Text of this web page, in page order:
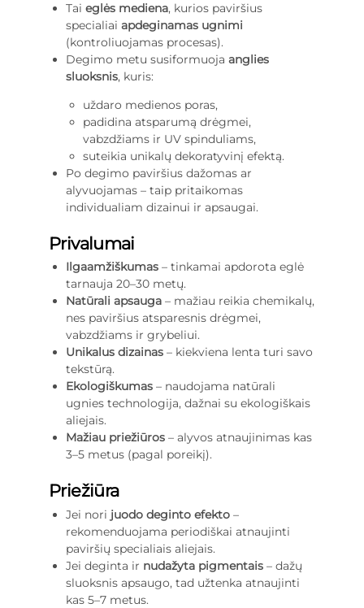
Tai eglės mediena, kurios paviršius
specialiai apdeginamas ugnimi
(kontroliuojamas procesas).
Degimo metu susiformuoja anglies
sluoksnis, kuris:
uždaro medienos poras,
padidina atsparumą drėgmei,
vabzdžiams ir UV spinduliams,
suteikia unikalų dekoratyvinį efektą.
Po degimo paviršius dažomas ar
alyvuojamas – taip pritaikomas
individualiam dizainui ir apsaugai.
Privalumai
Ilgaamžiškumas – tinkamai apdorota eglė
tarnauja 20–30 metų.
Natūrali apsauga – mažiau reikia chemikalų,
nes paviršius atsparesnis drėgmei,
vabzdžiams ir grybeliui.
Unikalus dizainas – kiekviena lenta turi savo
tekstūrą.
Ekologiškumas – naudojama natūrali
ugnies technologija, dažnai su ekologiškais
aliejais.
Mažiau priežiūros – alyvos atnaujinimas kas
3–5 metus (pagal poreikį).
Priežiūra
Jei nori juodo deginto efekto –
rekomenduojama periodiškai atnaujinti
paviršių specialiais aliejais.
Jei deginta ir nudažyta pigmentais – dažų
sluoksnis apsaugo, tad užtenka atnaujinti
kas 5–7 metus.